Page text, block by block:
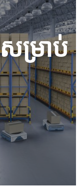
រាប់